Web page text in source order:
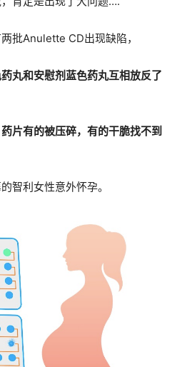
批Anulette CD出现缺陷，
丸和安慰剂蓝色药丸互相放反了
片有的被压碎，有的干脆找不到
智利女性意外怀孕。